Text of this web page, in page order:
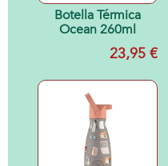
Botella Térmica
Ocean 260ml
23,95 €